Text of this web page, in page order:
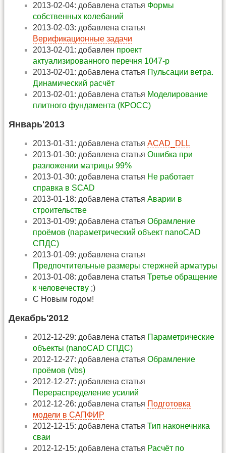
2013-02-04: добавлена статья Формы
собственных колебаний
2013-02-03: добавлена статья
Верификационные задачи
2013-02-01: добавлен проект
актуализированного перечня 1047-р
2013-02-01: добавлена статья Пульсации ветра.
Динамический расчёт
2013-02-01: добавлена статья Моделирование
плитного фундамента (КРОСС)
Январь'2013
2013-01-31: добавлена статья ACAD_DLL
2013-01-30: добавлена статья Ошибка при
разложении матрицы 99%
2013-01-30: добавлена статья Не работает
справка в SCAD
2013-01-18: добавлена статья Аварии в
строительстве
2013-01-09: добавлена статья Обрамление
проёмов (параметрический объект nanoCAD
СПДС)
2013-01-09: добавлена статья
Предпочтительные размеры стержней арматуры
2013-01-08: добавлена статья Третье обращение
к человечеству ;)
С Новым годом!
Декабрь'2012
2012-12-29: добавлена статья Параметрические
объекты (nanoCAD СПДС)
2012-12-27: добавлена статья Обрамление
проёмов (vbs)
2012-12-27: добавлена статья
Перераспределение усилий
2012-12-26: добавлена статья Подготовка
модели в САПФИР
2012-12-15: добавлена статья Тип наконечника
сваи
2012-12-15: добавлена статья Расчёт по